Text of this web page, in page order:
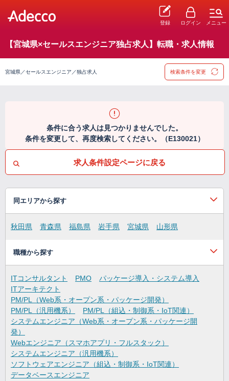
登録 ログイン メニュー
【宮城県×セールスエンジニア独占求人】転職・求人情報
宮城県／セールスエンジニア／独占求人 検索条件を変更
条件に合う求人は見つかりませんでした。
条件を変更して、再度検索してください。（E130021）
求人条件設定ページに戻る
同エリアから探す
秋田県 青森県 福島県 岩手県 宮城県 山形県
職種から探す
ITコンサルタント PMO
パッケージ導入・システム導入
ITアーキテクト
PM/PL（Web系・オープン系・パッケージ開発）
PM/PL（汎用機系）
PM/PL（組込・制御系・IoT関連）
システムエンジニア（Web系・オープン系・パッケージ開
発）
Webエンジニア（スマホアプリ・フルスタック）
システムエンジニア（汎用機系）
ソフトウェアエンジニア（組込・制御系・IoT関連）
データベースエンジニア